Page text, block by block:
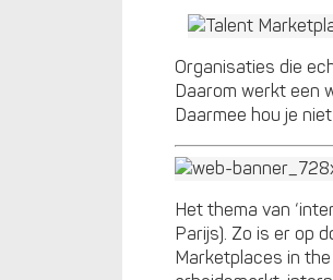
Organisaties die
Daarom werkt een
Daarmee hou je
Het thema van
Parijs). Zo is er op
Marketplaces in